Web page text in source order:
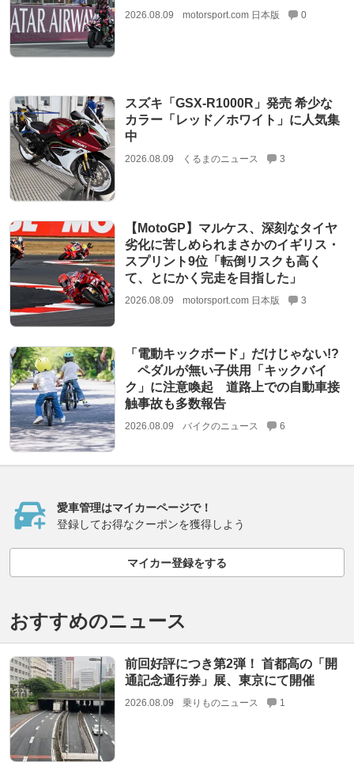
2026.08.09 motorsport.com 日本版 0
スズキ「GSX-R1000R」発売 希少な
カラー「レッド／ホワイト」に人気集
中
2026.08.09 くるまのニュース 3
【MotoGP】マルケス、深刻なタイヤ
劣化に苦しめられまさかのイギリス・
スプリント9位「転倒リスクも高く
て、とにかく完走を目指した」
2026.08.09 motorsport.com 日本版 3
「電動キックボード」だけじゃない!?
ペダルが無い子供用「キックバイ
ク」に注意喚起 道路上での自動車接
触事故も多数報告
2026.08.09 バイクのニュース 6
愛車管理はマイカーページで！
登録してお得なクーポンを獲得しよう
マイカー登録をする
おすすめのニュース
前回好評につき第2弾！ 首都高の「開
通記念通行券」展、東京にて開催
2026.08.09 乗りものニュース 1